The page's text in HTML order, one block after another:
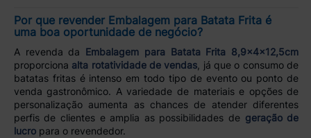
Por que revender Embalagem para Batata Frita é
uma boa oportunidade de negócio?
A revenda da Embalagem para Batata Frita 8,9x4x12,5cm
proporciona alta rotatividade de vendas , já que o consumo de
batatas fritas é intenso em todo tipo de evento ou ponto de
venda gastronômico. A variedade de materiais e opções de
personalização aumenta as chances de atender diferentes
perfis de clientes e amplia as possibilidades de geração de
lucropara o revendedor.